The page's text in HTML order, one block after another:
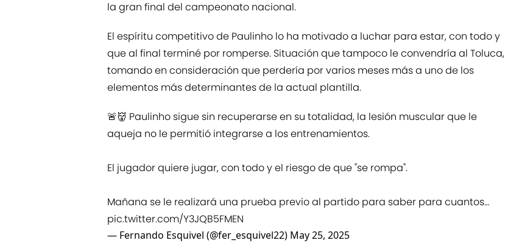
la gran final del campeonato nacional.
El espíritu competitivo de Paulinho lo ha motivado a luchar para estar, con todo y
que al final terminé por romperse. Situación que tampoco le convendría al Toluca,
tomando en consideración que perdería por varios meses más a uno de los
elementos más determinantes de la actual plantilla.
🚨👹 Paulinho sigue sin recuperarse en su totalidad, la lesión muscular que le
aqueja no le permitió integrarse a los entrenamientos.
El jugador quiere jugar, con todo y el riesgo de que "se rompa".
Mañana se le realizará una prueba previo al partido para saber para cuantos…
pic.twitter.com/Y3JQB5FMEN
— Fernando Esquivel (@fer_esquivel22) May 25, 2025